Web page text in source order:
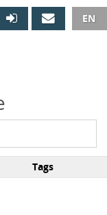
EN

Tags